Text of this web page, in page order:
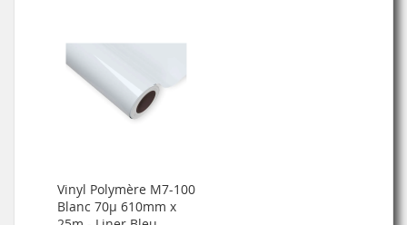
Vinyl Polymère M7-100
Blanc 70µ 610mm x